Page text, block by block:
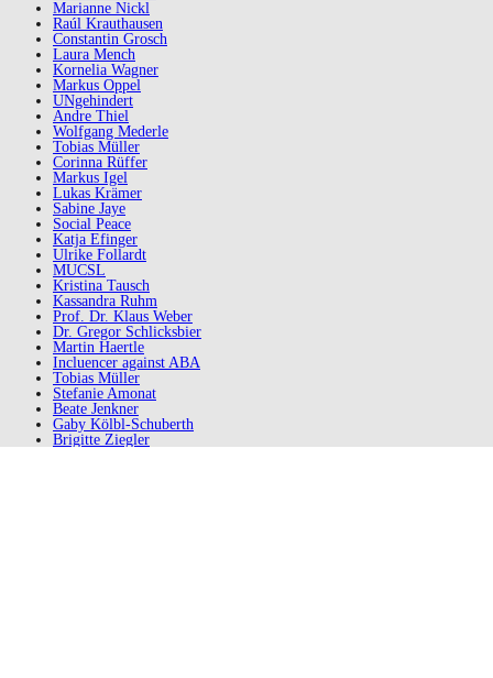
Marianne Nickl
Raúl Krauthausen
Constantin Grosch
Laura Mench
Kornelia Wagner
Markus Oppel
UNgehindert
Andre Thiel
Wolfgang Mederle
Tobias Müller
Corinna Rüffer
Markus Igel
Lukas Krämer
Sabine Jaye
Social Peace
Katja Efinger
Ulrike Follardt
MUCSL
Kristina Tausch
Kassandra Ruhm
Prof. Dr. Klaus Weber
Dr. Gregor Schlicksbier
Martin Haertle
Incluencer against ABA
Tobias Müller
Stefanie Amonat
Beate Jenkner
Gaby Kölbl-Schuberth
Brigitte Ziegler